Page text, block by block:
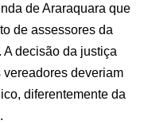
de Araraquara que
de assessores da
decisão da justiça
vereadores deveriam
diferentemente da